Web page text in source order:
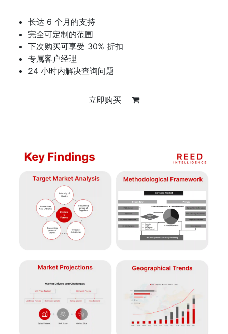
长达 6 个月的支持
完全可定制的范围
下次购买可享受 30% 折扣
专属客户经理
24 小时内解决查询问题
立即购买